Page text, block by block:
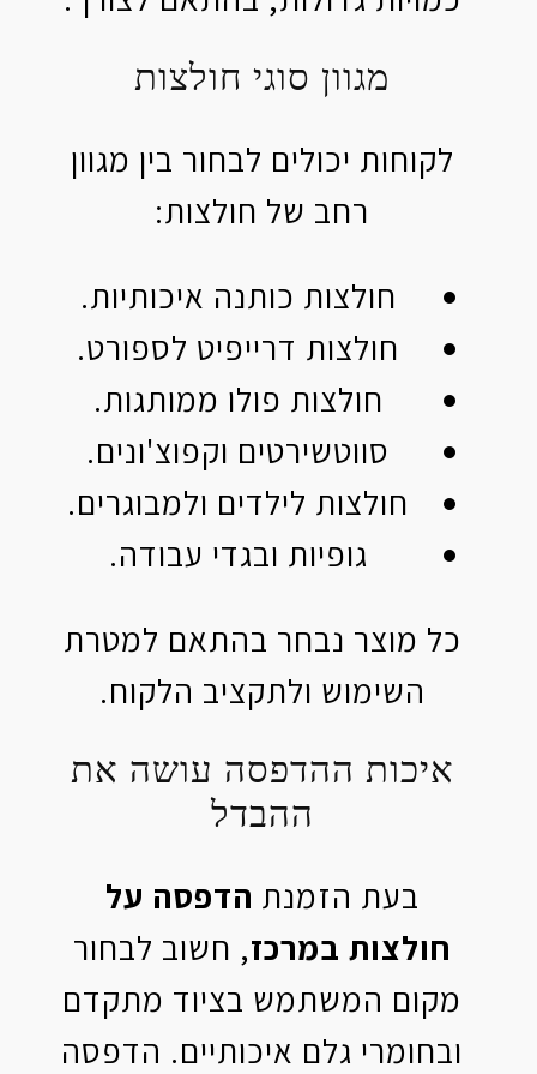
מגוון סוגי חולצות
לקוחות יכולים לבחור בין מגוון
רחב של חולצות:
חולצות כותנה איכותיות.
חולצות דרייפיט לספורט.
חולצות פולו ממותגות.
סווטשירטים וקפוצ'ונים.
חולצות לילדים ולמבוגרים.
גופיות ובגדי עבודה.
כל מוצר נבחר בהתאם למטרת
השימוש ולתקציב הלקוח.
איכות ההדפסה עושה את
ההבדל
בעת הזמנת הדפסה על
חולצות במרכז, חשוב לבחור
מקום המשתמש בציוד מתקדם
ובחומרי גלם איכותיים. הדפסה